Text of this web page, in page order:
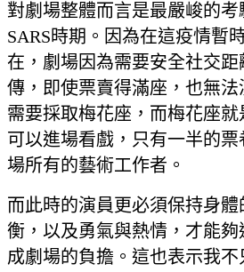
對劇場整體而言是最嚴峻的考
SARS時期。因為在這疫情暫
在，劇場因為需要安全社交
傳，即使票賣得滿座，也無
需要採取梅花座，而梅花座
可以進場看戲，只有一半的票
場所有的藝術工作者。
而此時的演員更必須保持身
衡，以及勇氣與熱情，才能
成劇場的負擔。這也表示我